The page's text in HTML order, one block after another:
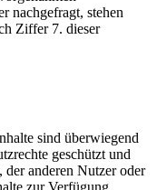
nachgefragt, stehen
Ziffer 7. dieser
sind überwiegend
geschützt und
der anderen Nutzer oder
zur Verfügung